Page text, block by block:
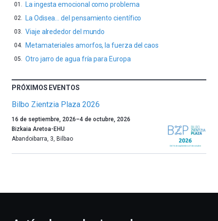
La ingesta emocional como problema
La Odisea… del pensamiento científico
Viaje alrededor del mundo
Metamateriales amorfos, la fuerza del caos
Otro jarro de agua fría para Europa
PRÓXIMOS EVENTOS
Bilbo Zientzia Plaza 2026
Un
año
más,
16 de septiembre, 2026–4 de octubre, 2026
Bizkaia Aretoa-EHU
Abandoibarra, 3, Bilbao